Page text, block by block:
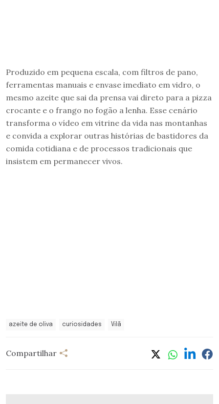
Produzido em pequena escala, com filtros de pano,
ferramentas manuais e envase imediato em vidro, o
mesmo azeite que sai da prensa vai direto para a pizza
crocante e o frango no fogão a lenha. Esse cenário
transforma o vídeo em vitrine da vida nas montanhas
e convida a explorar outras histórias de bastidores da
comida cotidiana e de processos tradicionais que
insistem em permanecer vivos.
azeite de oliva curiosidades Vilã
Compartilhar